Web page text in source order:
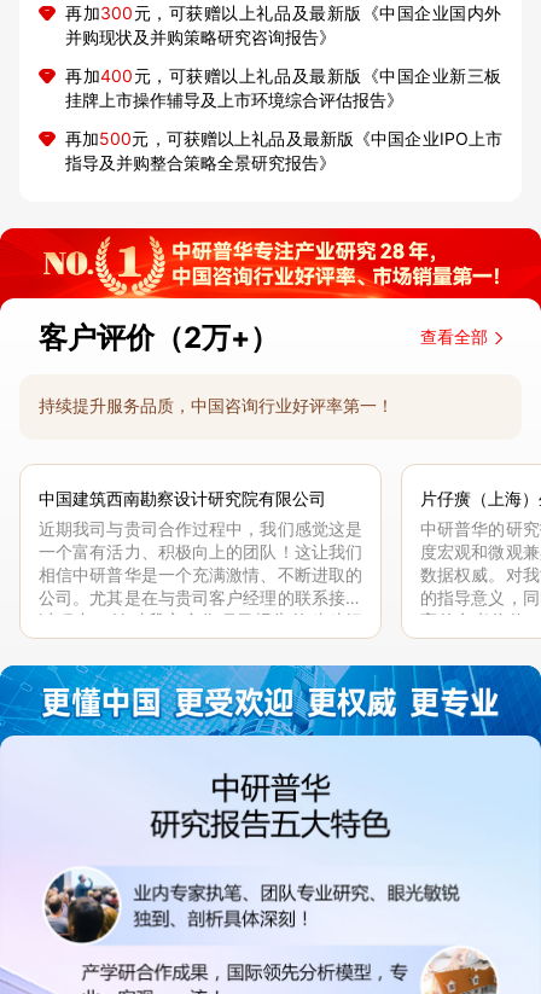
再加300元，可获赠以上礼品及最新版《中国企业国内外
并购现状及并购策略研究咨询报告》
再加400元，可获赠以上礼品及最新版《中国企业新三板
挂牌上市操作辅导及上市环境综合评估报告》
再加500元，可获赠以上礼品及最新版《中国企业IPO上市
指导及并购整合策略全景研究报告》
客户评价（2万+） 查看全部
持续提升服务品质，中国咨询行业好评率第一！
中国建筑西南勘察设计研究院有限公司
近期我司与贵司合作过程中，我们感觉这是
一个富有活力、积极向上的团队！这让我们
相信中研普华是一个充满激情、不断进取的
公司。尤其是在与贵司客户经理的联系接洽
过程中，针对我方合作项目报告的种种细
节，及时细致缜密地协助与项目部沟通、探
讨和完善...
片仔癀（上海
中研普华的研
度宏观和微观
数据权威。对
的指导意义，
高的参考价值
体化”服务和行
司继续...